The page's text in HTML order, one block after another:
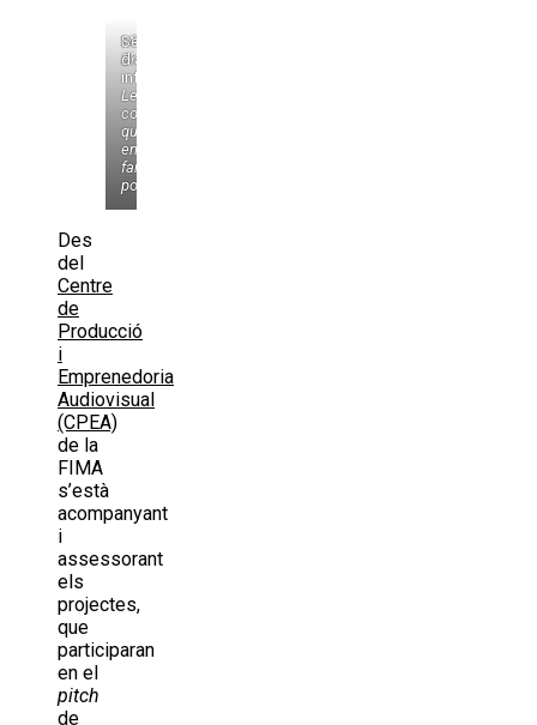
Minisèrie
Bramallops
Sèrie
d’animació
infantil
Les
coses
que
ens
fan
por
Des
del
Centre
de
Producció
i
Emprenedoria
Audiovisual
(CPEA)
de la
FIMA
s’està
acompanyant
i
assessorant
els
projectes,
que
participaran
en el
pitch
de